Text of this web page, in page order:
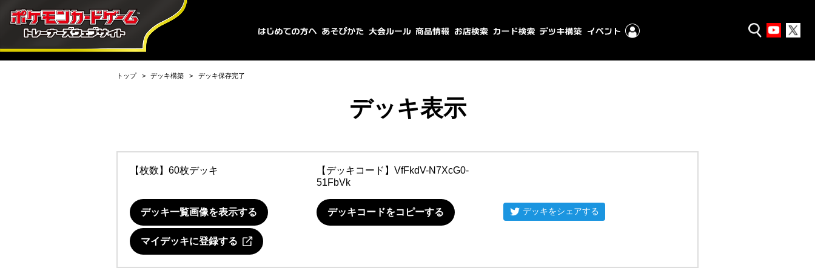
トップ デッキ構築 デッキ保存完了
デッキ表示
【枚数】60枚デッキ 【デッキコード】 VfFkdV-N7XcG0-
51FbVk
デッキ一覧画像を表示する デッキコードをコピーする デッキをシェアする
マイデッキに登録する